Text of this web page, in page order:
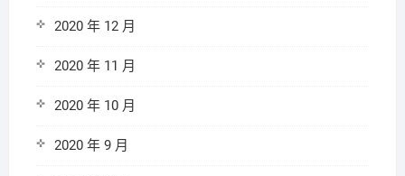
2020 年 12 月
2020 年 11 月
2020 年 10 月
2020 年 9 月